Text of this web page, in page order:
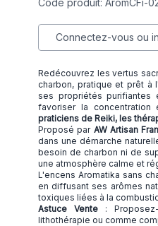
Code produit: AromCFi-
Connectez-vous ou
Redécouvrez les vertus
charbon, pratique et prêt à
ses propriétés purifiantes
favoriser la
praticiens de Reiki, les
Proposé par AW Artisan
dans une démarche
besoin de charbon ni de
une atmosphère calme et
L'encens Aromatika sans
en diffusant ses arômes
toxiques liées à la
Astuce Vente :
lithothérapie ou comme